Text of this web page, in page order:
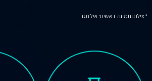
* צילום תמונה ראשית: איל תגר